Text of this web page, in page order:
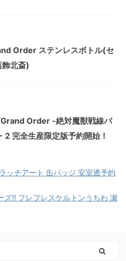
Order ステンレスボトル(セ
北斎)
Order -絶対魔獣戦線バ
2 完全生産限定版予約開始！
ッチアート 缶バッジ 安室透予約
ズ!! フレフレスケルトンうちわ 瀬